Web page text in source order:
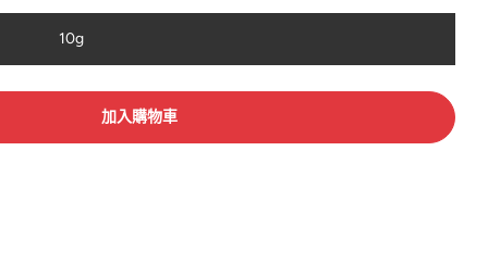
10g
加入購物車